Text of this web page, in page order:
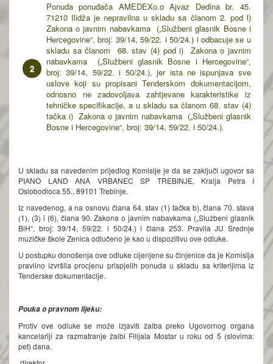
Ponuda ponuđača AMEDEXo.o Ajvaz Dedina br. 45.
71210 Ilidža je nepravilna u skladu sa članom 2. pod l)
Zakona o javnim nabavkama („Službeni glasnik Bosne i
Hercegovine“, broj: 39/14, 59/22. i 50/24.) i odbacuje se u
skladu sa članom 68. stav (4) pod i) Zakona o javnim
nabavkama („Službeni glasnik Bosne i Hercegovine“,
broj: 39/14, 59/22. i 50/24.), jer ista ne ispunjava sve
uslove koji su propisani Tenderskom dokumentacijom,
odnosno ne zadovoljava zahtjevane karakteristike iz
tehničke specifikacije, a u skladu sa članom 68. stav (4)
tačka i) Zakona o javnim nabavkama („Službeni glasnik
Bosne i Hercegovine“, broj: 39/14, 59/22. i 50/24.).
U skladu sa navedenim prijedlog Komisije je da se zaključi ugovor sa
PIANO LAND ANA VRBANEC SP TREBINJE, Kralja Petra I
Oslobodioca 55., 89101 Trebinje.
Iz navedenog, a na osnovu člana 64. stav (1) tačka b), člana 70. stava
(1), (3) i (6), člana 90. Zakona o javnim nabavkama („Službeni glasnik
BiH“, broj: 39/14, 59/22. i 50/24.) i člana 253. Pravila JU Srednje
muzičke škole Zenica odlučeno je kao u dispozitivu ove odluke.
U postupku donošenja ove odluke cijenjene su činjenice da je Komisija
pravilno izvršila procjenu prispjelih ponuda u skladu sa kriterijima iz
Tenderske dokumentacije.
Pouka o pravnom lijeku:
Protiv ove odluke se može izjaviti žalba preko Ugovornog organa
kancelariji za razmatranje žalbi Filijala Mostar u roku od 5 (slovima:
pet) dana.